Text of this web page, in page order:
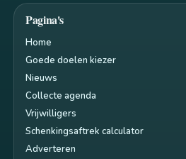
Pagina's
Home
Goede doelen kiezer
Nieuws
Collecte agenda
Vrijwilligers
Schenkingsaftrek calculator
Adverteren